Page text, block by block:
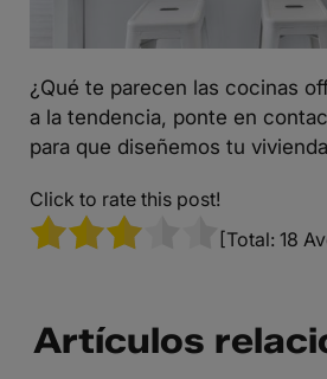
¿Qué te parecen las cocinas
a la tendencia, ponte en
para que diseñemos tu
Click to rate this post!
[Total: 18
Artículos